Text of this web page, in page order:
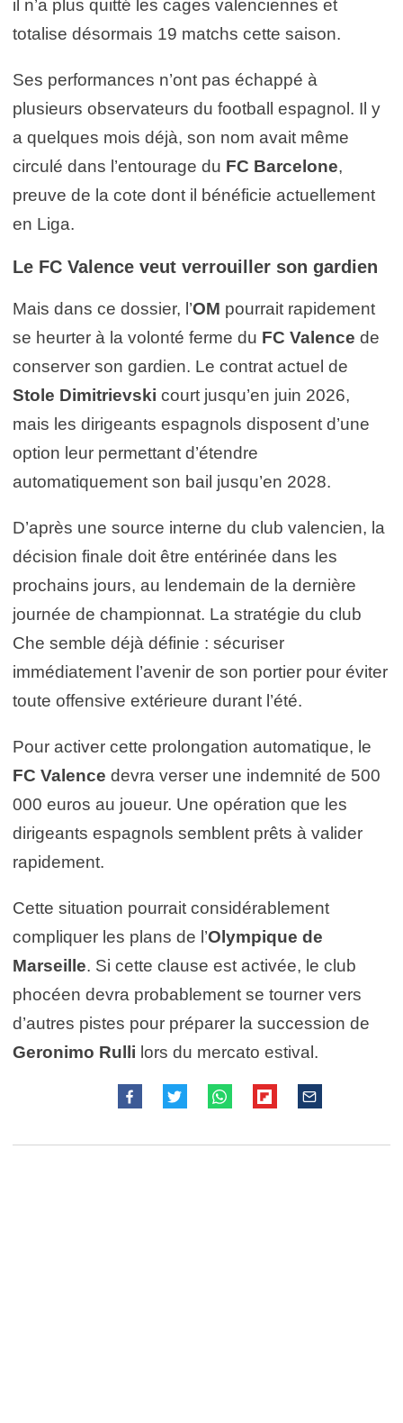
il n’a plus quitté les cages valenciennes et
totalise désormais 19 matchs cette saison.
Ses performances n’ont pas échappé à
plusieurs observateurs du football espagnol. Il y
a quelques mois déjà, son nom avait même
circulé dans l’entourage du FC Barcelone,
preuve de la cote dont il bénéficie actuellement
en Liga.
Le FC Valence veut verrouiller son gardien
Mais dans ce dossier, l’OM pourrait rapidement
se heurter à la volonté ferme du FC Valence de
conserver son gardien. Le contrat actuel de
Stole Dimitrievski court jusqu’en juin 2026,
mais les dirigeants espagnols disposent d’une
option leur permettant d’étendre
automatiquement son bail jusqu’en 2028.
D’après une source interne du club valencien, la
décision finale doit être entérinée dans les
prochains jours, au lendemain de la dernière
journée de championnat. La stratégie du club
Che semble déjà définie : sécuriser
immédiatement l’avenir de son portier pour éviter
toute offensive extérieure durant l’été.
Pour activer cette prolongation automatique, le
FC Valence devra verser une indemnité de 500
000 euros au joueur. Une opération que les
dirigeants espagnols semblent prêts à valider
rapidement.
Cette situation pourrait considérablement
compliquer les plans de l’Olympique de
Marseille. Si cette clause est activée, le club
phocéen devra probablement se tourner vers
d’autres pistes pour préparer la succession de
Geronimo Rulli lors du mercato estival.